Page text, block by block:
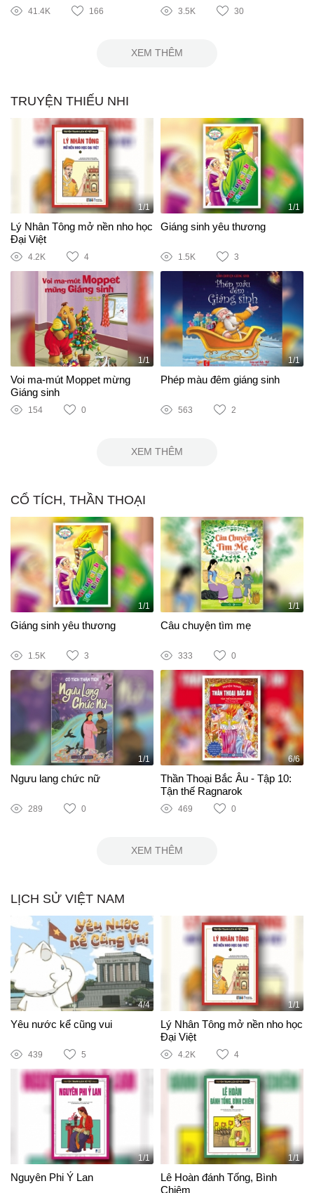
41.4K 166 3.5K 30
XEM THÊM
TRUYỆN THIẾU NHI
1/1
Lý Nhân Tông mở nền nho học
Đại Việt
4.2K 4
1/1
Giáng sinh yêu thương
1.5K 3
1/1
Voi ma-mút Moppet mừng
Giáng sinh
154 0
1/1
Phép màu đêm giáng sinh
563 2
XEM THÊM
CỔ TÍCH, THẦN THOẠI
1/1
Giáng sinh yêu thương
1.5K 3
1/1
Câu chuyện tìm mẹ
333 0
1/1
Ngưu lang chức nữ
289 0
6/6
Thần Thoại Bắc Âu - Tập 10:
Tận thế Ragnarok
469 0
XEM THÊM
LỊCH SỬ VIỆT NAM
4/4
Yêu nước kể cũng vui
439 5
1/1
Lý Nhân Tông mở nền nho học
Đại Việt
4.2K 4
1/1
Nguyên Phi Ỷ Lan
1/1
Lê Hoàn đánh Tống, Bình
Chiêm